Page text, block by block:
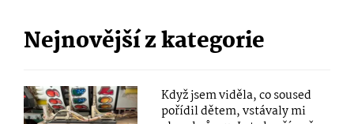
Nejnovější z kategorie
Když jsem viděla, co soused
pořídil dětem, vstávaly mi